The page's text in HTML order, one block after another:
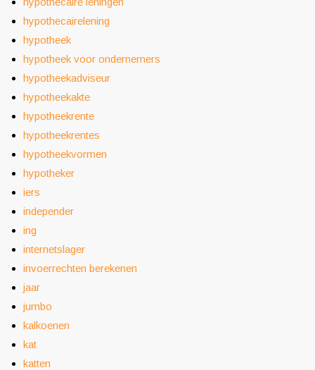
hypothecairelening
hypotheek
hypotheek voor ondernemers
hypotheekadviseur
hypotheekakte
hypotheekrente
hypotheekrentes
hypotheekvormen
hypotheker
iers
independer
ing
internetslager
invoerrechten berekenen
jaar
jumbo
kalkoenen
kat
katten